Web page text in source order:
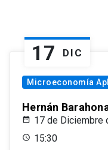
17 DIC
Microeconomía
Hernán
17 de Diciembre
15:30